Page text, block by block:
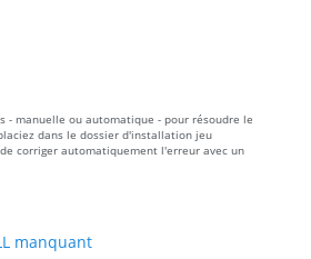
- manuelle ou automatique - pour résoudre le
dans le dossier d'installation jeu
corriger automatiquement l'erreur avec un
manquant